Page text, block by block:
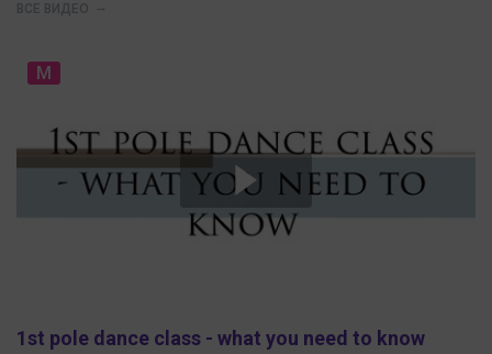
ВСЕ ВИДЕО
M
1st pole dance class - what you need to know